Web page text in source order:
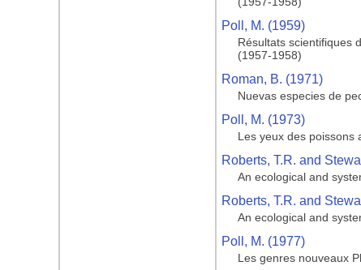
Poll, M. (1959)
Résultats scientifiques
(1957-1958)
Roman, B. (1971)
Nuevas especies de
Poll, M. (1973)
Les yeux des poissons
Roberts, T.R. and
An ecological and
Roberts, T.R. and
An ecological and
Poll, M. (1977)
Les genres nouveaux